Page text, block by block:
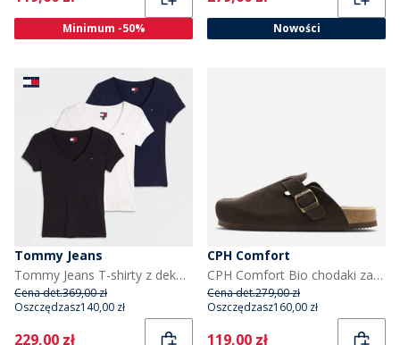
Minimum -50% Nowości
Tommy Jeans
Tommy Jeans T-shirty z dekoltem w serek trzypak dla niej kolor Black/Ecru/Dark Night Navy
Cena det.369,00 zł
Oszczędzasz140,00 zł
Current
229,00 zł
CPH Comfort
CPH Comfort Bio chodaki zamszowe sandały kolor Dark Brown
Cena det.279,00 zł
Oszczędzasz160,00 zł
Current
119,00 zł